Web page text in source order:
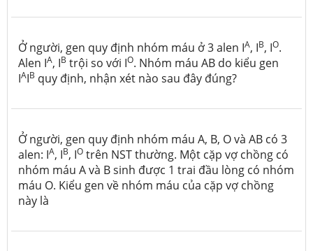
Ở người, gen quy định nhóm máu ở 3 alen IA, IB, IO.
Alen IA, IB trội so với IO. Nhóm máu AB do kiểu gen
IAIB quy định, nhận xét nào sau đây đúng?
Ở người, gen quy định nhóm máu A, B, O và AB có 3
alen: IA, IB, IO trên NST thường. Một cặp vợ chồng có
nhóm máu A và B sinh được 1 trai đầu lòng có nhóm
máu O. Kiểu gen về nhóm máu của cặp vợ chồng
này là